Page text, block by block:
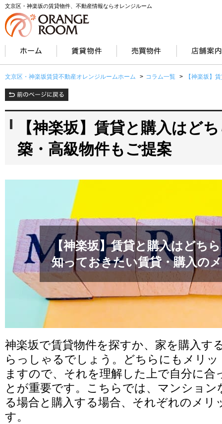
文京区・神楽坂の賃貸物件、不動産情報ならオレンジルーム
文京区・神楽坂賃貸不動産オレンジルームホーム > コラム一覧 > 【神楽坂】
【神楽坂】賃貸と購入はど
築・高級物件もご提案
【神楽坂】賃貸と購入はどち
知っておきたい賃貸・購入の
神楽坂で賃貸物件を探すか、家を購入す
らっしゃるでしょう。どちらにもメリ
ますので、それを理解した上で自分に合
とが重要です。こちらでは、マンショ
る場合と購入する場合、それぞれのメリ
す。